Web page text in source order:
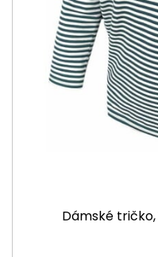
Dámské tričko,